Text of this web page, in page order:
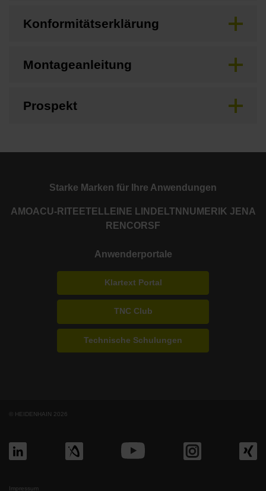
Konformitätserklärung
Montageanleitung
Prospekt
Starke Marken für Ihre Anwendungen
AMOACU-RITE ETEL LEINE LINDE LTN NUMERIK JENA
RENCORSF
Anwenderportale
Klartext Portal
TNC Club
Technische Schulungen
© HEIDENHAIN 2026
Impressum